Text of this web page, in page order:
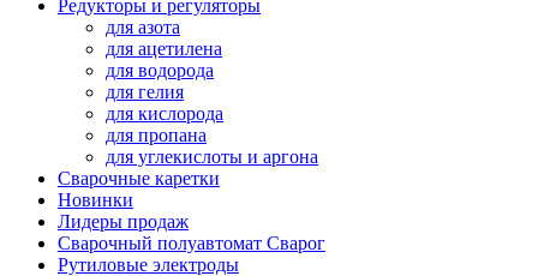
Редукторы и регуляторы
для азота
для ацетилена
для водорода
для гелия
для кислорода
для пропана
для углекислоты и аргона
Сварочные каретки
Новинки
Лидеры продаж
Сварочный полуавтомат Сварог
Рутиловые электроды